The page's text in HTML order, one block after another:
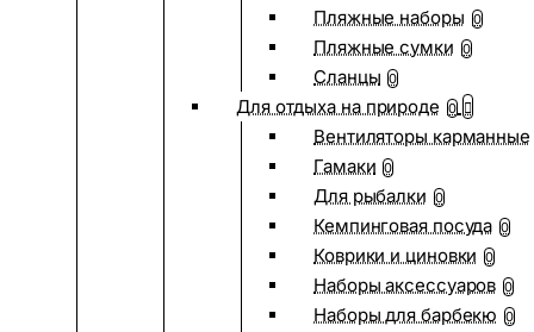
Пляжные наборы 0
Пляжные сумки 0
Сланцы 0
Для отдыха на природе 0
Вентиляторы карманные
Гамаки 0
Для рыбалки 0
Кемпинговая посуда 0
Коврики и циновки 0
Наборы аксессуаров 0
Наборы для барбекю 0